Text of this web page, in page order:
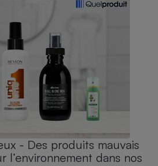
- Des produits mauvais
l’environnement dans nos